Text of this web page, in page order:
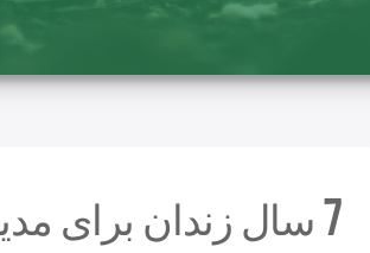
7 سال زندان برای مدیر فولکس واگن